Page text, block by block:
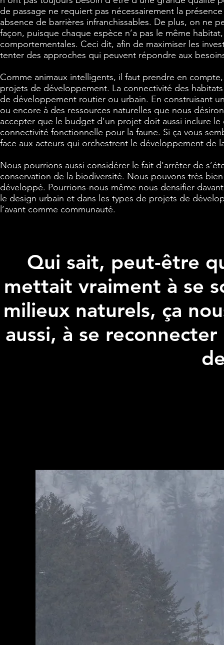
de passage ne requiert pas nécessairement la
absence de barrières infranchissables. De plus, on ne
façon, puisque chaque espèce n’a pas le même
comportementales. Ceci dit, afin de maximiser les
tenter des approches qui peuvent répondre aux
Comme animaux intelligents, il faut prendre en
projets de développement. La connectivité des
de développement routier ou urbain. En construisant
ou encore à des ressources naturelles que nous
accepter que le budget d’un projet doit aussi inclure
connectivité fonctionnelle pour la faune. Si ça vous
face aux acteurs qui orchestrent le développement de
Nous pourrions aussi considérer le fait d’arrêter de
conservation de la biodiversité. Nous pouvons très
développé. Pourrions-nous même nous densifier
le design urbain et dans les types de projets de
l’avant comme communauté.
Qui sait, peut-être
mettait vraiment à se
milieux naturels, ça
aussi, à se